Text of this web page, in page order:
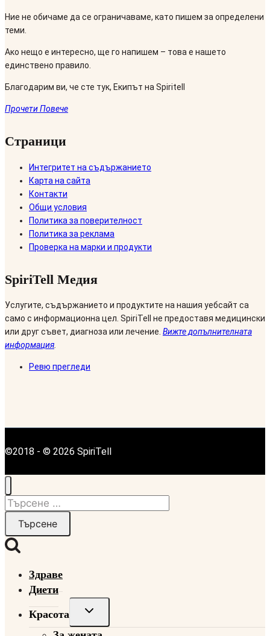
Ние не обичаме да се ограничаваме, като пишем за определени
теми.
Ако нещо е интересно, ще го напишем – това е нашето
единствено правило.
Благодарим ви, че сте тук, Екипът на Spiritell
Прочети Повече
Страници
Интегритет на съдържанието
Карта на сайта
Контакти
Общи условия
Политика за поверителност
Политика за реклама
Проверка на марки и продукти
SpiriTell Медия
Услугите, съдържанието и продуктите на нашия уебсайт са
само с информационна цел. SpiriTell не предоставя медицински
или друг съвет, диагноза или лечение. Вижте допълнителната
информация
Ревю прегледи
©2018 - © 2026 SpiriTell
Търсене
Здраве
Диети
Красота
Toggle
child